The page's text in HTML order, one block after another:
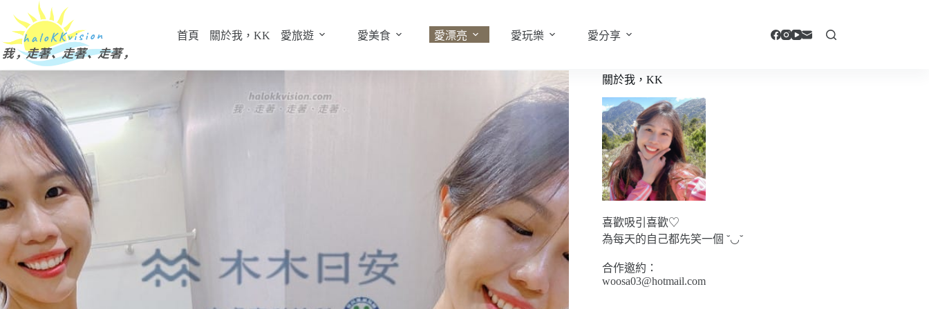
主
要
容
首頁 關於我，KK 愛旅遊 愛美食 愛漂亮 愛玩樂 愛分享
關於我，KK
喜歡吸引喜歡♡
為每天的自己都先笑一個 ˘◡˘
合作邀約：
woosa03@hotmail.com